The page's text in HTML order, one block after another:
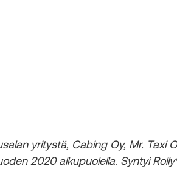
yritystä, Cabing Oy, Mr. Taxi
2020 alkupuolella. Syntyi